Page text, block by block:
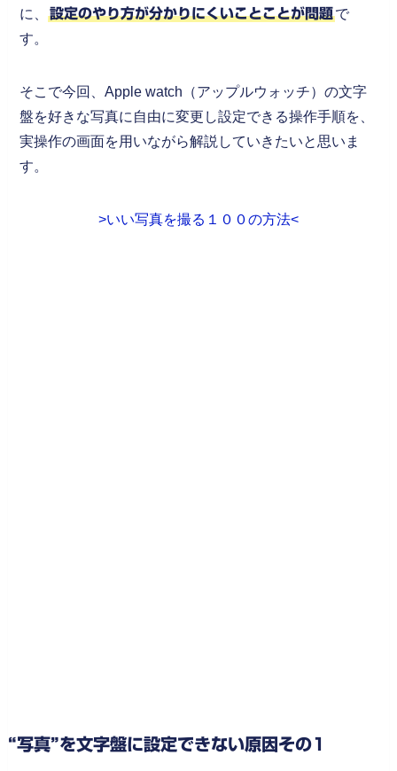
に、設定のやり方が分かりにくいことことが問題で
す。
そこで今回、Apple watch（アップルウォッチ）の文字
盤を好きな写真に自由に変更し設定できる操作手順を、
実操作の画面を用いながら解説していきたいと思いま
す。
>いい写真を撮る１００の方法<
“写真”を文字盤に設定できない原因その1